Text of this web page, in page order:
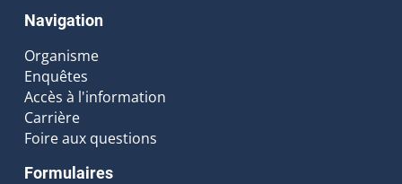
Navigation
Organisme
Enquêtes
Accès à l'information
Carrière
Foire aux questions
Formulaires